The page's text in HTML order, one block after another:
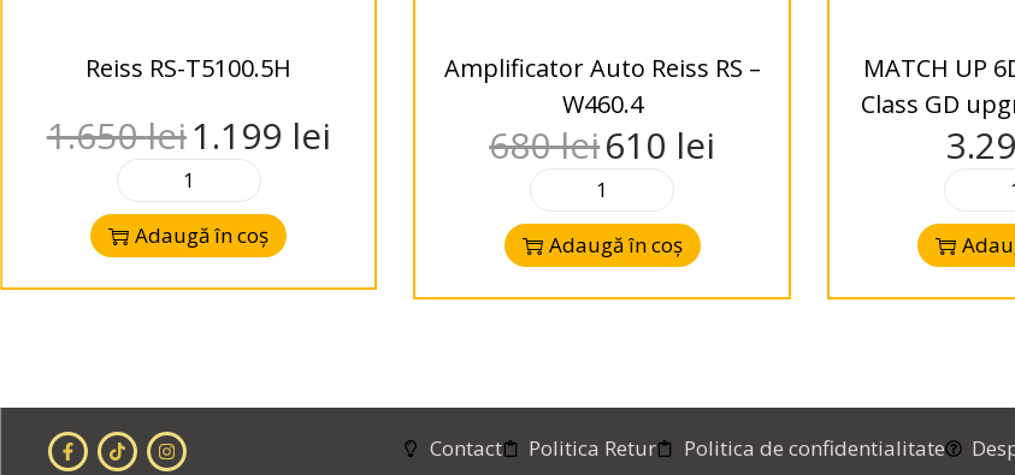
Reiss RS-T5100.5H
1.650lei1.199 lei
Adaugă în coș
Amplificator Auto Reiss RS –
W460.4
680lei610 lei
Adaugă în coș
MATCH UP
Class GD
Contact Politica Retur Politica de confidentialitate